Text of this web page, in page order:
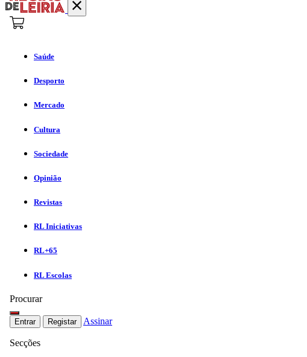
Saúde
Desporto
Mercado
Cultura
Sociedade
Opinião
Revistas
RL Iniciativas
RL+65
RL Escolas
Procurar
Entrar Registar Assinar
Secções